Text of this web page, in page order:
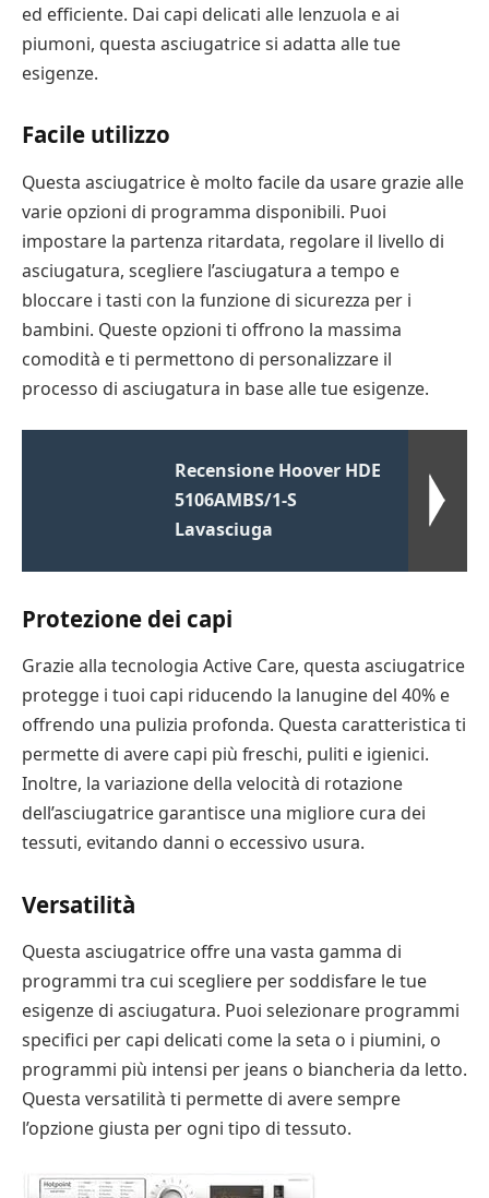
ed efficiente. Dai capi delicati alle lenzuola e ai
piumoni, questa asciugatrice si adatta alle tue
esigenze.
Facile utilizzo
Questa asciugatrice è molto facile da usare grazie alle
varie opzioni di programma disponibili. Puoi
impostare la partenza ritardata, regolare il livello di
asciugatura, scegliere l’asciugatura a tempo e
bloccare i tasti con la funzione di sicurezza per i
bambini. Queste opzioni ti offrono la massima
comodità e ti permettono di personalizzare il
processo di asciugatura in base alle tue esigenze.
Recensione Hoover HDE
5106AMBS/1-S
Lavasciuga
Protezione dei capi
Grazie alla tecnologia Active Care, questa asciugatrice
protegge i tuoi capi riducendo la lanugine del 40% e
offrendo una pulizia profonda. Questa caratteristica ti
permette di avere capi più freschi, puliti e igienici.
Inoltre, la variazione della velocità di rotazione
dell’asciugatrice garantisce una migliore cura dei
tessuti, evitando danni o eccessivo usura.
Versatilità
Questa asciugatrice offre una vasta gamma di
programmi tra cui scegliere per soddisfare le tue
esigenze di asciugatura. Puoi selezionare programmi
specifici per capi delicati come la seta o i piumini, o
programmi più intensi per jeans o biancheria da letto.
Questa versatilità ti permette di avere sempre
l’opzione giusta per ogni tipo di tessuto.